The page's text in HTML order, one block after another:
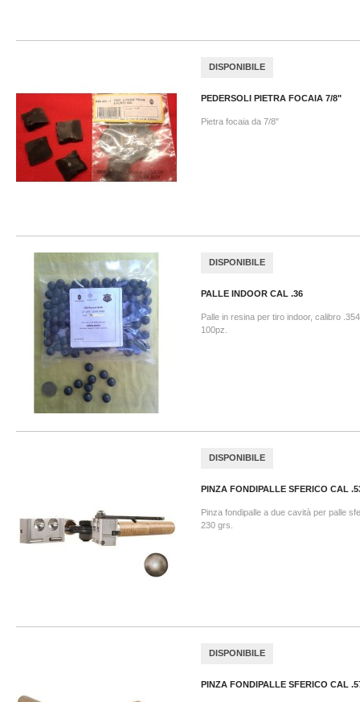
DISPONIBILE
PEDERSOLI PIETRA FOCAIA 7/8"
Pietra focaia da 7/8"
DISPONIBILE
PALLE INDOOR CAL .36
Palle in resina per tiro indoor, calibro
100pz.
DISPONIBILE
PINZA FONDIPALLE SFERICO CAL
Pinza fondipalle a due cavità per palle
230 grs.
DISPONIBILE
PINZA FONDIPALLE SFERICO CAL